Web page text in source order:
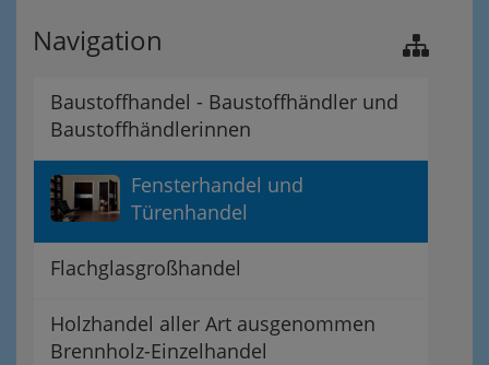
Navigation
Baustoffhandel - Baustoffhändler und
Baustoffhändlerinnen
Fensterhandel und
Türenhandel
Flachglasgroßhandel
Holzhandel aller Art ausgenommen
Brennholz-Einzelhandel